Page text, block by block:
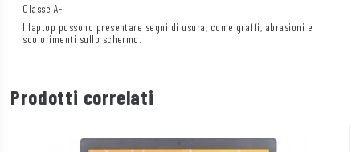
Classe A-
I laptop possono presentare segni di usura, come graffi, abrasioni e
scolorimenti sullo schermo.
Prodotti correlati